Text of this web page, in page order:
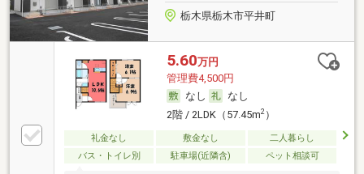
栃木県栃木市平井町
5.60万円
管理費4,500円
なし
なし
2階 / 2LDK（57.45m2）
礼金なし 敷金なし
二人暮らし
バス・トイレ別
駐車場(近隣含) ペット相談可